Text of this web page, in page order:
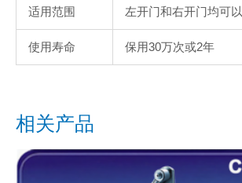
适用范围 左开门和右开门均可以
使用寿命 保用30万次或2年
相关产品